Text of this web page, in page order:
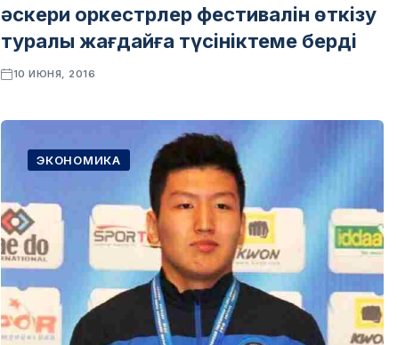
әскери оркестрлер фестивалін өткізу
туралы жағдайға түсініктеме берді
10 ИЮНЯ, 2016
ЭКОНОМИКА